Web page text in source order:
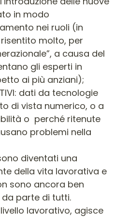
in modo
nei ruoli (in
molto, per
a causa del
gli esperti in
ai più anziani);
dati da tecnologie
di vista numerico, o a
o perché ritenute
problemi nella
diventati una
della vita lavorativa e
sono ancora ben
parte di tutti.
lavorativo, agisce